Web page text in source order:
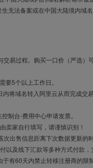
无法备案或在中国大陆境内域
易过程。购买一口价（严选
5个以上工作日。
将域名转入阿里云从而完成交
制台-费用中心申请发票。
卖家自行填写，请谨慎识别！
出售信息距离下次数据更新的
及线下汇款等多种方式付款
有60天内禁止转移注册商的